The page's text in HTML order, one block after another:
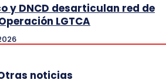
y DNCD desarticulan red de
LGTCA
noticias